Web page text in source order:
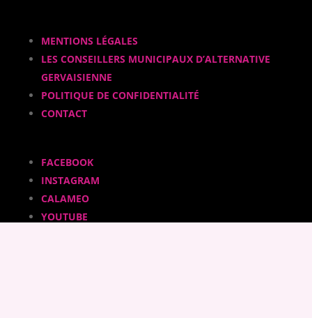
MENTIONS LÉGALES
LES CONSEILLERS MUNICIPAUX D’ALTERNATIVE
GERVAISIENNE
POLITIQUE DE CONFIDENTIALITÉ
CONTACT
FACEBOOK
INSTAGRAM
CALAMEO
YOUTUBE